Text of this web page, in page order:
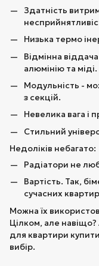
Здатність
Низька термо
Відмінна
алюмінію та міді.
Модульність -
з секцій.
Невелика вага і
Стильний
Недоліків небагато:
Радіатори не
Вартість. Так,
сучасних
Можна їх
Цілком, але
для квартири
вибір.